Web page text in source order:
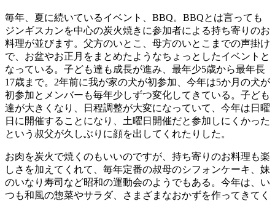
毎年、夏に続いているイベント、BBQ。BBQとは言っても
ジンギスカンを中心の炭火焼きに参加者による持ち寄りのお
料理が並びます。父方のいとこ、母方のいとこまでの声掛け
で、お盆やお正月をまとめたようなちょっとしたイベントと
なっている。子ども達も成長が進み、最年少5歳から最年長
17歳まで。2年前に我が家の犬が初参加、今年は5か月の犬が
初参加とメンバーも毎年少しずつ変化してきている。子ども
達が大きくなり、日程調整が大変になっていて、今年は日曜
日に開催することになり、土曜日開催だと参加しにくかった
という叔父が久しぶりに顔を出してくれたりした。
お肉を炭火で焼くのもいいのですが、持ち寄りのお料理も楽
しさを加えてくれて、毎年定番の叔母のシフォンケーキ、妹
のいなり寿司など昭和の運動会のようでもある。今年は、い
つも和風の惣菜やサラダ、さまざまなおかずを作ってきてく